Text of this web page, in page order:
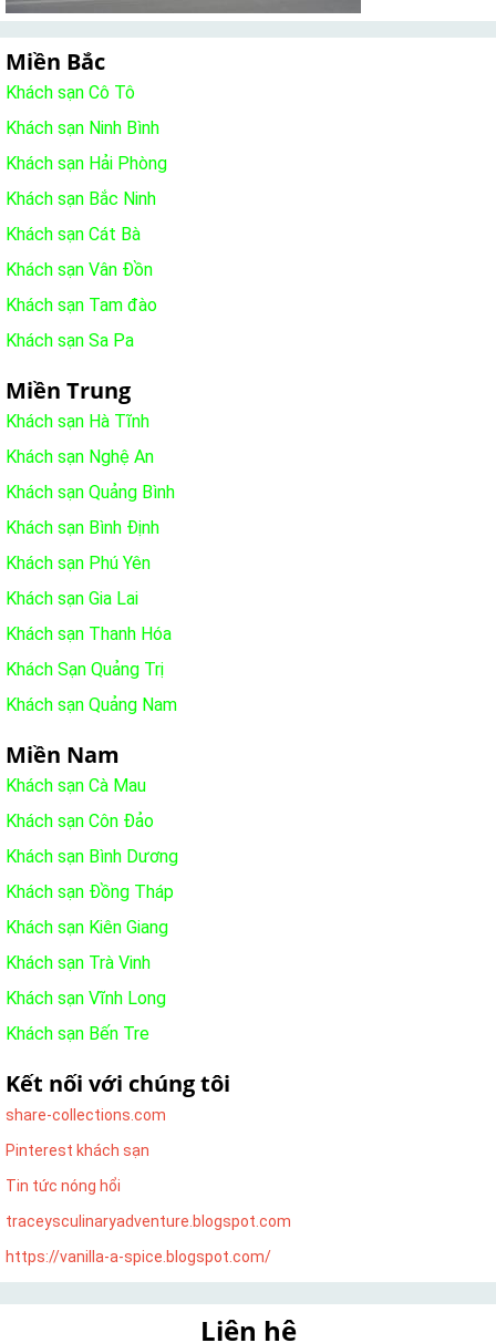
Miền Bắc
Khách sạn Cô Tô
Khách sạn Ninh Bình
Khách sạn Hải Phòng
Khách sạn Bắc Ninh
Khách sạn Cát Bà
Khách sạn Vân Đồn
Khách sạn Tam đào
Khách sạn Sa Pa
Miền Trung
Khách sạn Hà Tĩnh
Khách sạn Nghệ An
Khách sạn Quảng Bình
Khách sạn Bình Định
Khách sạn Phú Yên
Khách sạn Gia Lai
Khách sạn Thanh Hóa
Khách Sạn Quảng Trị
Khách sạn Quảng Nam
Miền Nam
Khách sạn Cà Mau
Khách sạn Côn Đảo
Khách sạn Bình Dương
Khách sạn Đồng Tháp
Khách sạn Kiên Giang
Khách sạn Trà Vinh
Khách sạn Vĩnh Long
Khách sạn Bến Tre
Kết nối với chúng tôi
share-collections.com
Pinterest khách sạn
Tin tức nóng hổi
traceysculinaryadventure.blogspot.com
https://vanilla-a-spice.blogspot.com/
Liên hệ